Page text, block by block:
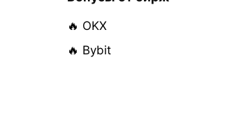
🔥 OKX
🔥 Bybit